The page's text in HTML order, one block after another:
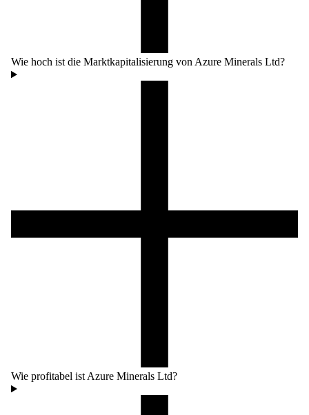
Wie hoch ist die Marktkapitalisierung von Azure Minerals Ltd?
Wie profitabel ist Azure Minerals Ltd?